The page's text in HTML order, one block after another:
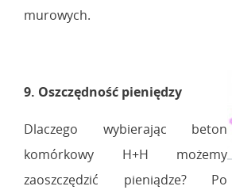
murowych.
9. Oszczędność pieniędzy
Dlaczego wybierając beton
komórkowy H+H możemy
zaoszczędzić pieniądze? Po